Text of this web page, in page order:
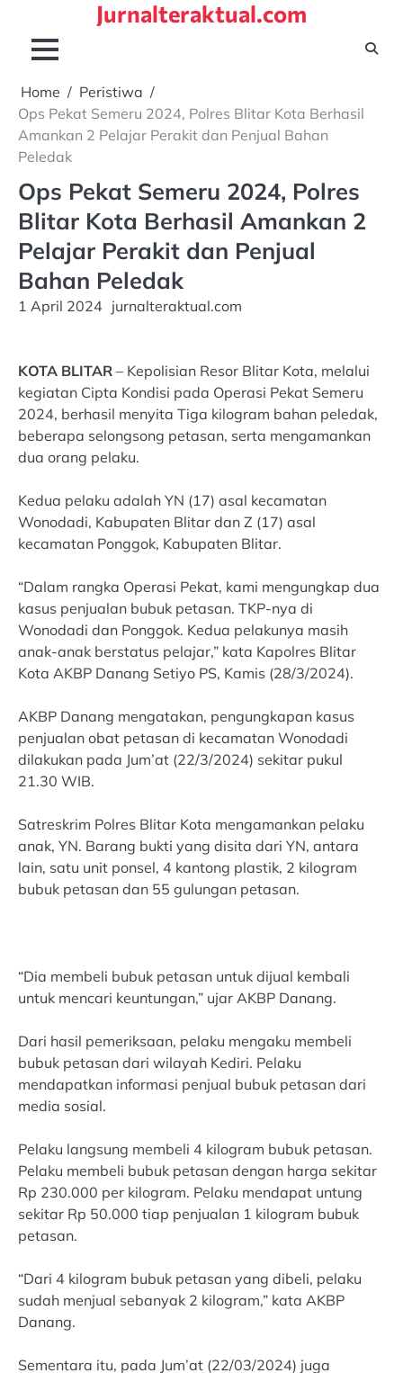
content
Jurnalteraktual.com
Home
Peristiwa
Ops Pekat Semeru 2024, Polres Blitar Kota Berhasil
Amankan 2 Pelajar Perakit dan Penjual Bahan
Peledak
Ops Pekat Semeru 2024, Polres
Blitar Kota Berhasil Amankan 2
Pelajar Perakit dan Penjual
Bahan Peledak
1 April 2024 jurnalteraktual.com
KOTA BLITAR – Kepolisian Resor Blitar Kota, melalui
kegiatan Cipta Kondisi pada Operasi Pekat Semeru
2024, berhasil menyita Tiga kilogram bahan peledak,
beberapa selongsong petasan, serta mengamankan
dua orang pelaku.
Kedua pelaku adalah YN (17) asal kecamatan
Wonodadi, Kabupaten Blitar dan Z (17) asal
kecamatan Ponggok, Kabupaten Blitar.
“Dalam rangka Operasi Pekat, kami mengungkap dua
kasus penjualan bubuk petasan. TKP-nya di
Wonodadi dan Ponggok. Kedua pelakunya masih
anak-anak berstatus pelajar,” kata Kapolres Blitar
Kota AKBP Danang Setiyo PS, Kamis (28/3/2024).
AKBP Danang mengatakan, pengungkapan kasus
penjualan obat petasan di kecamatan Wonodadi
dilakukan pada Jum’at (22/3/2024) sekitar pukul
21.30 WIB.
Satreskrim Polres Blitar Kota mengamankan pelaku
anak, YN. Barang bukti yang disita dari YN, antara
lain, satu unit ponsel, 4 kantong plastik, 2 kilogram
bubuk petasan dan 55 gulungan petasan.
“Dia membeli bubuk petasan untuk dijual kembali
untuk mencari keuntungan,” ujar AKBP Danang.
Dari hasil pemeriksaan, pelaku mengaku membeli
bubuk petasan dari wilayah Kediri. Pelaku
mendapatkan informasi penjual bubuk petasan dari
media sosial.
Pelaku langsung membeli 4 kilogram bubuk petasan.
Pelaku membeli bubuk petasan dengan harga sekitar
Rp 230.000 per kilogram. Pelaku mendapat untung
sekitar Rp 50.000 tiap penjualan 1 kilogram bubuk
petasan.
“Dari 4 kilogram bubuk petasan yang dibeli, pelaku
sudah menjual sebanyak 2 kilogram,” kata AKBP
Danang.
Sementara itu, pada Jum’at (22/03/2024) juga